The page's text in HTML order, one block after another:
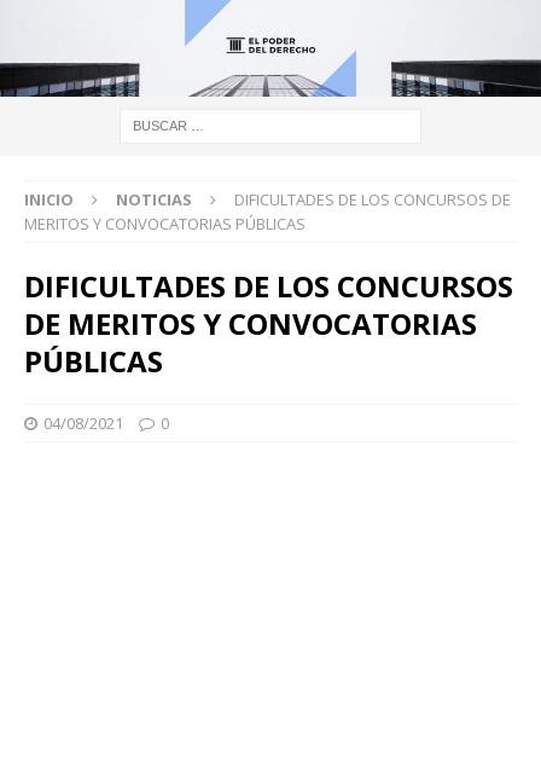
INICIO NOTICIAS
DIFICULTADES DE LOS CONCURSOS DE
MERITOS Y CONVOCATORIAS PÚBLICAS
DIFICULTADES DE LOS CONCURSOS
DE MERITOS Y CONVOCATORIAS
PÚBLICAS
04/08/2021 0